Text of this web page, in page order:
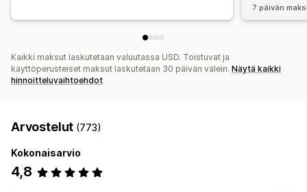
7 päivän
Kaikki maksut laskutetaan valuutassa USD. Toistuvat ja
käyttöperusteiset maksut laskutetaan 30 päivän välein. Näytä kaikki
hinnoitteluvaihtoehdot
Arvostelut (773)
Kokonaisarvio
4,8